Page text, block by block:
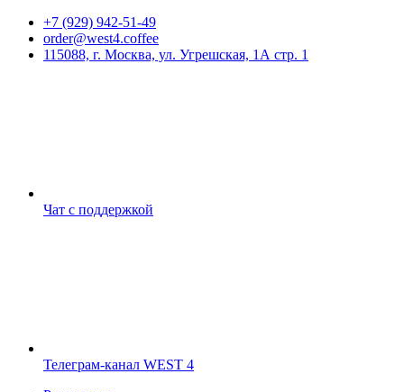
+7 (929) 942-51-49
order@west4.coffee
115088, г. Москва, ул. Угрешская, 1А стр. 1
Чат с поддержкой
Телеграм-канал WEST 4